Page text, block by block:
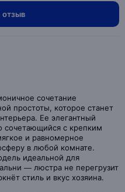
отзыв
сочетание
простоты, которое станет
Ее элегантный
с крепким
и равномерное
в любой комнате.
идеальной для
— люстра не перегрузит
стиль и вкус хозяина.